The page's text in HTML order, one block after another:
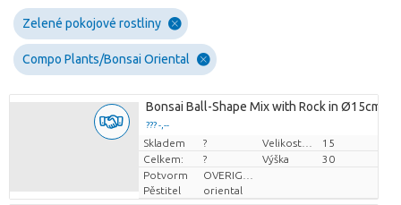
Zelené pokojové rostliny
Compo Plants/Bonsai Oriental
Bonsai Ball-Shape Mix with Rock in Ø15cm
??? -,--
Cena za kus
Skladem ?
15
Celkem:
? Výška
30
Potvorm
Pěstitel
oriental